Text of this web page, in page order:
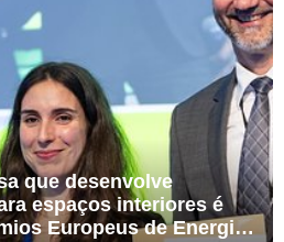
que desenvolve
espaços interiores é
Europeus de Energia